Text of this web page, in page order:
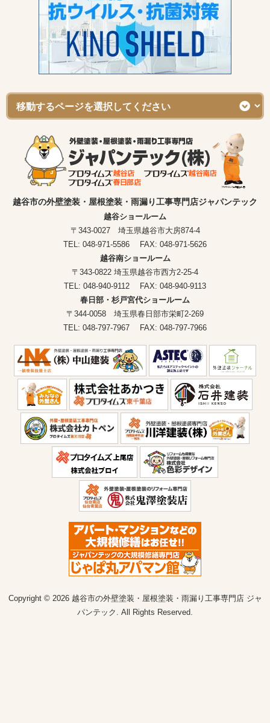
越谷市の外壁塗装・屋根塗装・雨漏り工事専門店ジャパンテック
越谷ショールーム
〒343-0027 埼玉県越谷市大房874-4
TEL: 048-971-5586 FAX: 048-971-5626
越谷南ショールーム
〒343-0822 埼玉県越谷市西方2-25-4
TEL: 048-940-9112 FAX: 048-940-9113
春日部・杉戸宮代ショールーム
〒344-0058 埼玉県春日部市栄町2-269
TEL: 048-797-7967 FAX: 048-797-7966
Copyright © 2026 越谷市の外壁塗装・屋根塗装・雨漏り工事専門店 ジャ
パンテック. All Rights Reserved.